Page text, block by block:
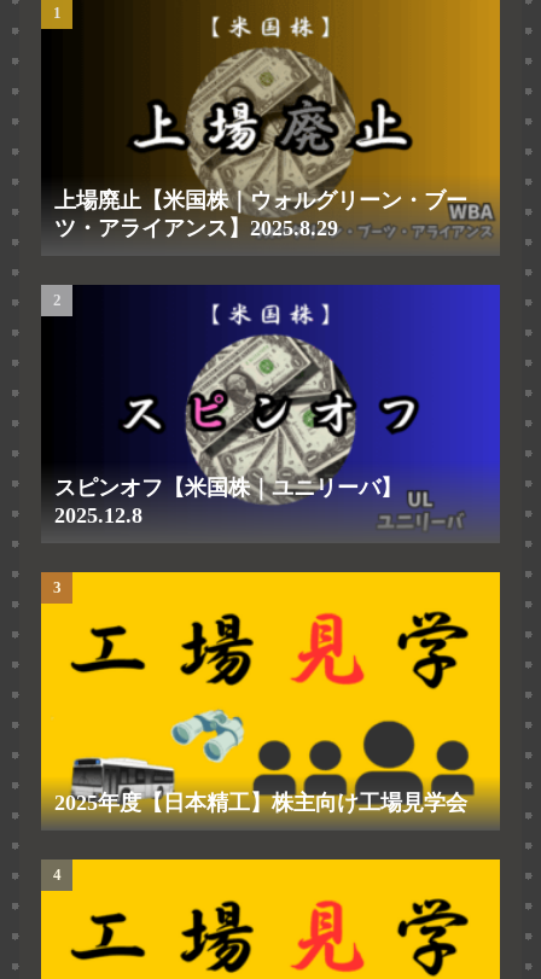
上場廃止【米国株｜ウォルグリーン・ブー
ツ・アライアンス】2025.8.29
スピンオフ【米国株｜ユニリーバ】
2025.12.8
2025年度【日本精工】株主向け工場見学会